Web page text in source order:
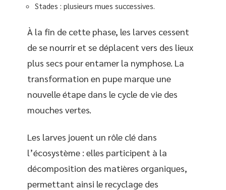
Stades : plusieurs mues successives.
À la fin de cette phase, les larves cessent
de se nourrir et se déplacent vers des lieux
plus secs pour entamer la nymphose. La
transformation en pupe marque une
nouvelle étape dans le cycle de vie des
mouches vertes.
Les larves jouent un rôle clé dans
l’écosystème : elles participent à la
décomposition des matières organiques,
permettant ainsi le recyclage des